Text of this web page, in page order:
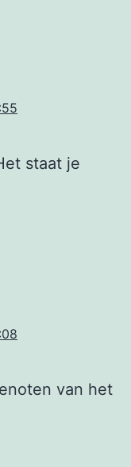
staat je
van het